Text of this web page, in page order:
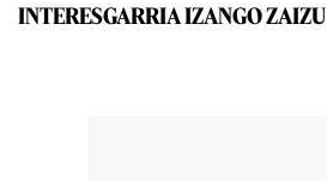
INTERESGARRIA IZANGO ZAIZU